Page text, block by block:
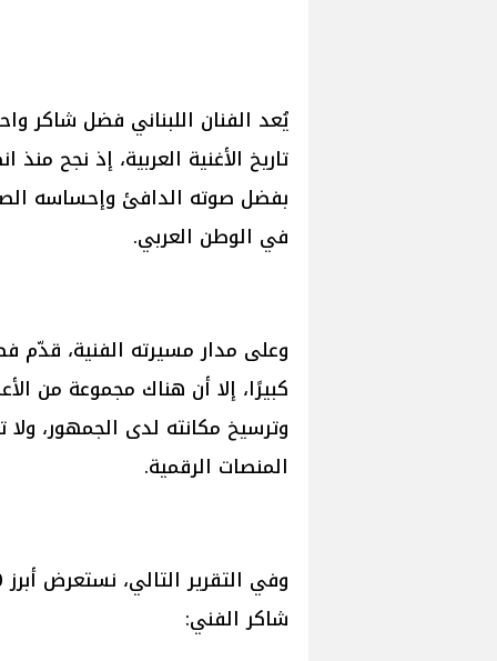
يُعد الفنان اللبناني فضل شاكر
تاريخ الأغنية العربية، إذ نجح
بفضل صوته الدافئ وإحساسه
في الوطن العربي.
وعلى مدار مسيرته الفنية، قدّم
كبيرًا، إلا أن هناك مجموعة من
وترسيخ مكانته لدى الجمهور،
المنصات الرقمية.
شاكر الفني: